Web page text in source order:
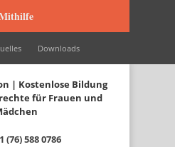
Downloads
Kontakt Italiano
English
(76) 588 0786